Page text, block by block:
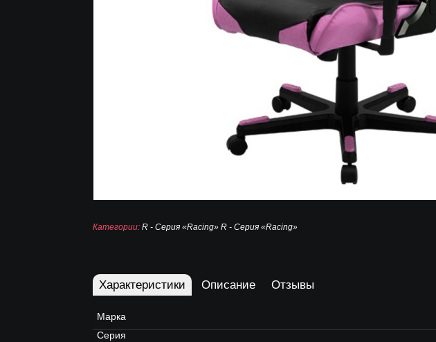
Категории:R - Серия «Racing» R - Серия «Racing»
Характеристики Описание Отзывы
Марка
Серия